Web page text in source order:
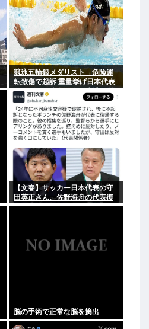
競泳五輪銀メダリスト→危険運
転致傷で起訴 重量挙げ日本代表
→万引きで強盗致傷で逮捕 脳筋
ヤバない？
【文春】サッカー日本代表の守
田英正さん、佐野海舟の代表復
帰について強く反対していた事
脳の手術で正常な脳を摘出